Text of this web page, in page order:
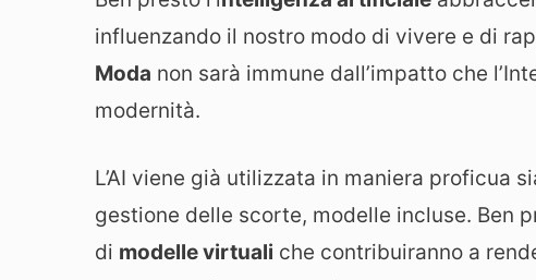
influenzando il nostro modo di vivere e di
Moda non sarà immune dall’impatto che
modernità.
L’AI viene già utilizzata in maniera proficua
gestione delle scorte, modelle incluse. Ben
di modelle virtuali che contribuiranno a